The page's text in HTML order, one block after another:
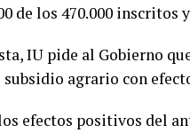
de los 470.000
IU pide al Gobierno
subsidio agrario con
efectos positivos del